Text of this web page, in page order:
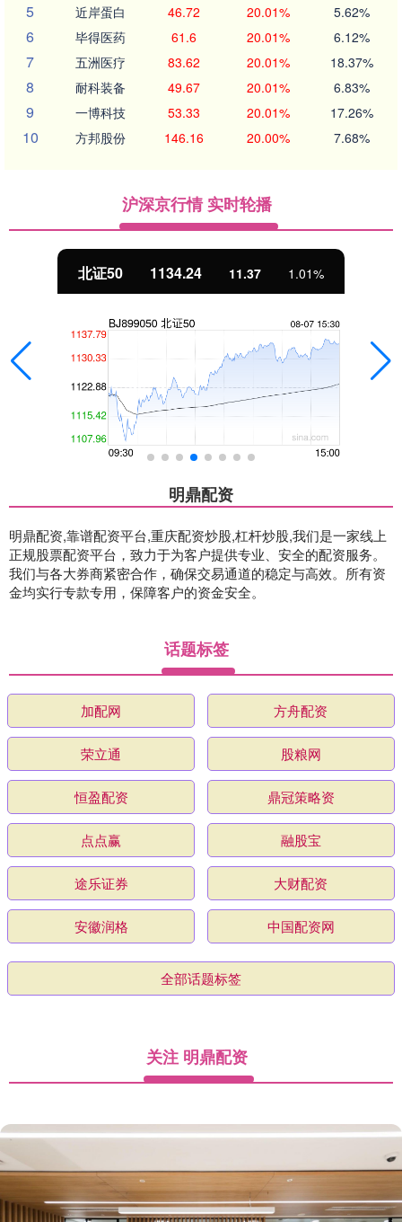
5 近岸蛋白 46.72 20.01% 5.62%
6 毕得医药 61.6 20.01% 6.12%
7 五洲医疗 83.62 20.01% 18.37%
8 耐科装备 49.67 20.01% 6.83%
9 一博科技 53.33 20.01% 17.26%
10 方邦股份 146.16 20.00% 7.68%
沪深京行情 实时轮播
北证50 1134.24 11.37 1.01%
明鼎配资
明鼎配资,靠谱配资平台,重庆配资炒股,杠杆炒股,我们是一家线上
正规股票配资平台，致力于为客户提供专业、安全的配资服务。
我们与各大券商紧密合作，确保交易通道的稳定与高效。所有资
金均实行专款专用，保障客户的资金安全。
话题标签
加配网 方舟配资
荣立通 股粮网
恒盈配资 鼎冠策略资
点点赢 融股宝
途乐证券 大财配资
安徽润格 中国配资网
全部话题标签
关注 明鼎配资